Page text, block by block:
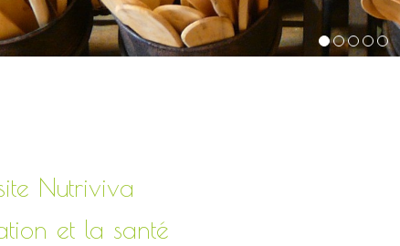
1 2 4 5
Nutriviva
et la santé